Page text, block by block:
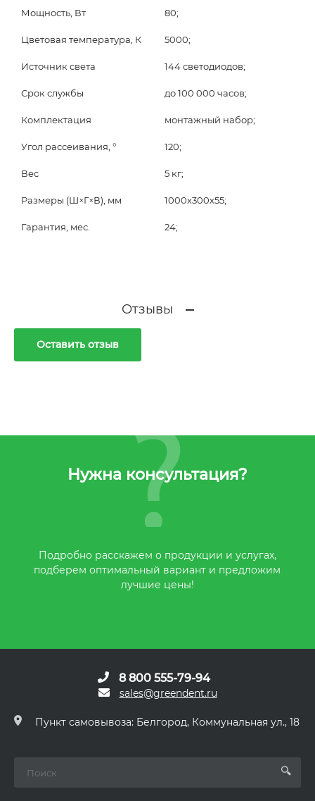
Мощность, Вт 80;
Цветовая температура, К 5000;
Источник света 144 светодиодов;
Срок службы до 100 000 часов;
Комплектация монтажный набор;
Угол рассеивания, ° 120;
Вес 5 кг;
Размеры (Ш×Г×В), мм 1000х300х55;
Гарантия, мес. 24;
Отзывы
Оставить отзыв
Нужна консультация?
Подробно расскажем о продукции и услугах,
подберем оптимальный вариант и предложим
лучшие цены!
8 800 555-79-94
sales@greendent.ru
Пункт самовывоза: Белгород, Коммунальная ул., 18